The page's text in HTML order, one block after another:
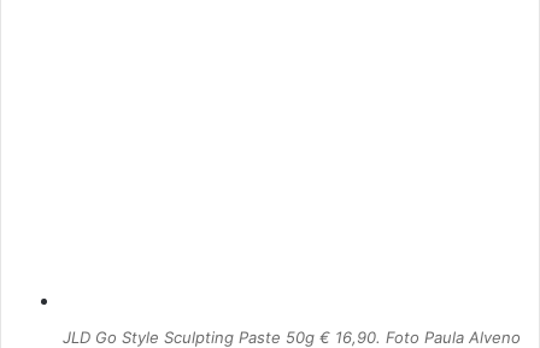
JLD Go Style Sculpting Paste 50g € 16,90. Foto Paula Alveno